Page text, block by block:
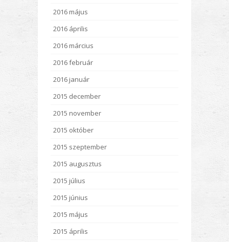
2016 május
2016 április
2016 március
2016 február
2016 január
2015 december
2015 november
2015 október
2015 szeptember
2015 augusztus
2015 július
2015 június
2015 május
2015 április